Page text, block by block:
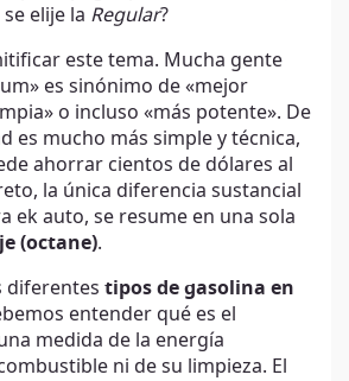
elije la Regular?
este tema. Mucha gente
es sinónimo de «mejor
o incluso «más potente». De
es mucho más simple y técnica,
ahorrar cientos de dólares al
la única diferencia sustancial
ek auto, se resume en una sola
(octane).
diferentes tipos de gasolina en
entender qué es el
medida de la energía
ni de su limpieza. El